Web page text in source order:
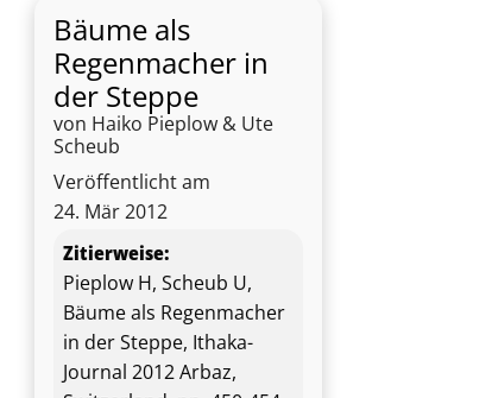
Bäume als
Regenmacher in
der Steppe
von Haiko Pieplow & Ute
Scheub
Veröffentlicht am
24. Mär 2012
Zitierweise:
Pieplow H, Scheub U,
Bäume als Regenmacher
in der Steppe, Ithaka-
Journal 2012 Arbaz,